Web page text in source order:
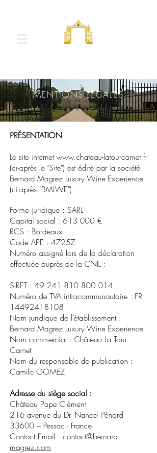
MENTIONS LÉGALES
PRÉSENTATION
Le site internetwww.chateau-latourcarnet.fr
(ci-après le "Site") est édité par la société
Bernard Magrez Luxury Wine Experience
(ci-après "BMLWE").
Forme juridique : SARL
Capital social : 613 000 €
RCS : Bordeaux
Code APE : 4725Z
Numéro assigné lors de la déclaration
effectuée auprès de la CNIL :
SIRET : 49 241 810 800 014
Numéro de TVA intracommunautaire : FR
14492418108
Nom juridique de l’établissement :
Bernard Magrez Luxury Wine Experience
Nom commercial : Château La Tour
Carnet
Nom du responsable de publication :
Camilo GOMEZ
Adresse du siège social :
Château Pape Clément
216 avenue du Dr. Nancel Pénard
33600 – Pessac - France
Contact Email : contact@bernard-
magrez.com